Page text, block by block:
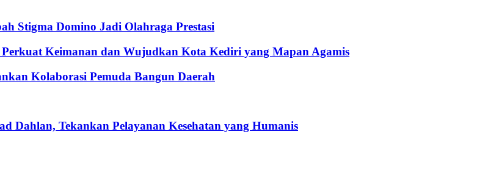
Stigma Domino Jadi Olahraga Prestasi
Keimanan dan Wujudkan Kota Kediri yang Mapan Agamis
Kolaborasi Pemuda Bangun Daerah
Tekankan Pelayanan Kesehatan yang Humanis